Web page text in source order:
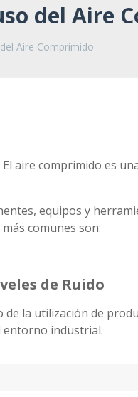
del Aire
Aire Comprimido
aire comprimido es
equipos y
comunes son:
de Ruido
de la utilización de
entorno industrial.